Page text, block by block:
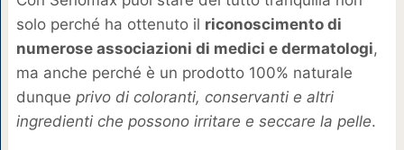
solo perché ha ottenuto il riconoscimento di
numerose associazioni di medici e dermatologi,
ma anche perché è un prodotto 100% naturale
dunque privo di coloranti, conservanti e altri
ingredienti che possono irritare e seccare la pelle.